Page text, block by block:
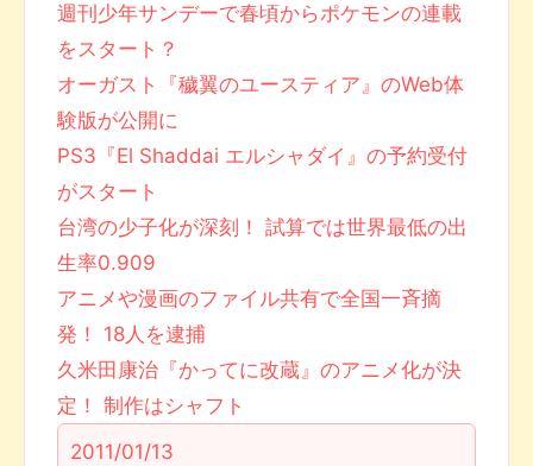
週刊少年サンデーで春頃からポケモンの連載
をスタート？
オーガスト『穢翼のユースティア』のWeb体
験版が公開に
PS3『El Shaddai エルシャダイ』の予約受付
がスタート
台湾の少子化が深刻！ 試算では世界最低の出
生率0.909
アニメや漫画のファイル共有で全国一斉摘
発！ 18人を逮捕
久米田康治『かってに改蔵』のアニメ化が決
定！ 制作はシャフト
2011/01/13